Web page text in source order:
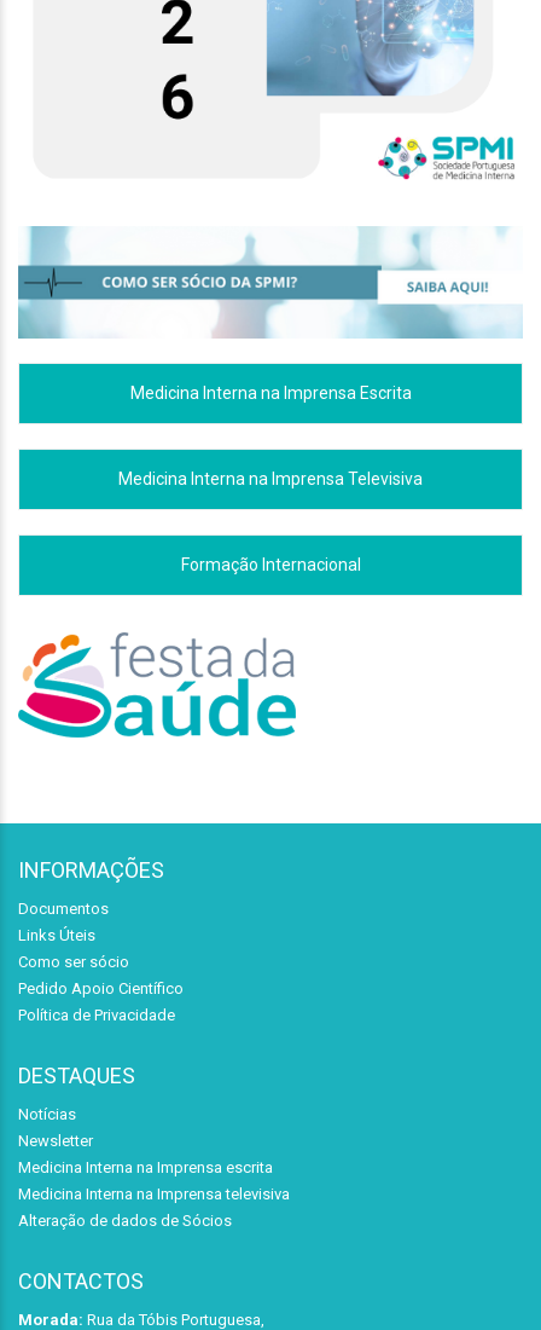
Medicina Interna na Imprensa Escrita
Medicina Interna na Imprensa Televisiva
Formação Internacional
INFORMAÇÕES
Documentos
Links Úteis
Como ser sócio
Pedido Apoio Científico
Política de Privacidade
DESTAQUES
Notícias
Newsletter
Medicina Interna na Imprensa escrita
Medicina Interna na Imprensa televisiva
Alteração de dados de Sócios
CONTACTOS
Morada: Rua da Tóbis Portuguesa,